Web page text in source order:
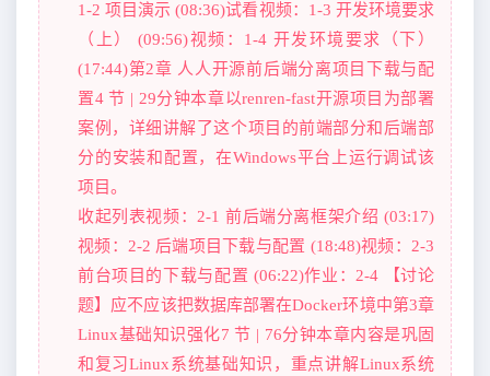
1-2 项目演示 (08:36)试看视频：1-3 开发环境要求
（上） (09:56)视频：1-4 开发环境要求（下）
(17:44)第2章 人人开源前后端分离项目下载与配
置4 节 | 29分钟本章以renren-fast开源项目为部署
案例，详细讲解了这个项目的前端部分和后端部
分的安装和配置，在Windows平台上运行调试该
项目。
收起列表视频：2-1 前后端分离框架介绍 (03:17)
视频：2-2 后端项目下载与配置 (18:48)视频：2-3
前台项目的下载与配置 (06:22)作业：2-4 【讨论
题】应不应该把数据库部署在Docker环境中第3章
Linux基础知识强化7 节 | 76分钟本章内容是巩固
和复习Linux系统基础知识，重点讲解Linux系统